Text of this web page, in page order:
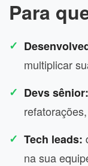
Para
multiplicar
Devs sênior:
Tech leads:
na sua